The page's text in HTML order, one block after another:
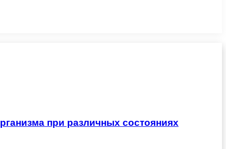
при различных состояниях